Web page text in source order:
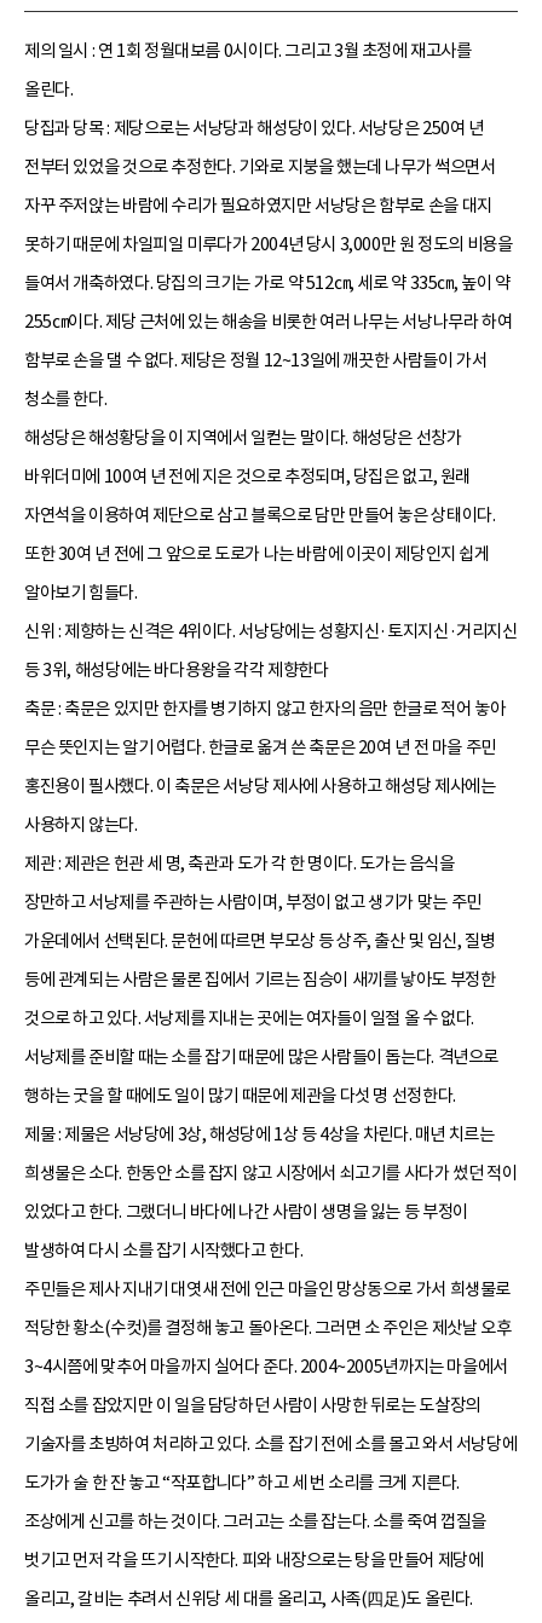
제의 일시 : 연 1회 정월대보름0시이다. 그리고 3월 초정에 재고사를
올린다.
당집과 당목 : 제당으로는 서낭당과 해성당이 있다. 서낭당은 250여 년
전부터 있었을 것으로 추정한다. 기와로 지붕을 했는데 나무가 썩으면서
자꾸 주저앉는 바람에 수리가 필요하였지만 서낭당은 함부로 손을 대지
못하기 때문에 차일피일 미루다가 2004년 당시 3,000만 원 정도의 비용을
들여서 개축하였다. 당집의 크기는 가로 약 512㎝, 세로 약 335㎝, 높이 약
255㎝이다. 제당 근처에 있는 해송을 비롯한 여러 나무는 서낭나무라 하여
함부로 손을 댈 수 없다. 제당은 정월 12~13일에 깨끗한 사람들이 가서
청소를 한다.
해성당은 해성황당을 이 지역에서 일컫는 말이다. 해성당은 선창가
바위더미에 100여 년 전에 지은 것으로 추정되며, 당집은 없고, 원래
자연석을 이용하여 제단으로 삼고 블록으로 담만 만들어 놓은 상태이다.
또한 30여 년 전에 그 앞으로 도로가 나는 바람에 이곳이 제당인지 쉽게
알아보기 힘들다.
신위 : 제향하는 신격은 4위이다. 서낭당에는 성황지신·토지지신·거리지신
등 3위, 해성당에는 바다용왕을 각각 제향한다
축문 : 축문은 있지만 한자를 병기하지 않고 한자의 음만 한글로 적어 놓아
무슨 뜻인지는 알기 어렵다. 한글로 옮겨 쓴 축문은 20여 년 전 마을 주민
홍진용이 필사했다. 이 축문은 서낭당 제사에 사용하고 해성당 제사에는
사용하지 않는다.
제관 : 제관은 헌관 세 명, 축관과 도가 각 한 명이다. 도가는 음식을
장만하고 서낭제를 주관하는 사람이며, 부정이 없고 생기가 맞는 주민
가운데에서 선택된다. 문헌에 따르면 부모상 등 상주, 출산 및 임신, 질병
등에 관계되는 사람은 물론 집에서 기르는 짐승이 새끼를 낳아도 부정한
것으로 하고 있다. 서낭제를 지내는 곳에는 여자들이 일절 올 수 없다.
서낭제를 준비할 때는 소를 잡기 때문에 많은 사람들이 돕는다. 격년으로
행하는 굿을 할 때에도 일이 많기 때문에 제관을 다섯 명 선정한다.
제물 : 제물은 서낭당에 3상, 해성당에 1상 등 4상을 차린다. 매년 치르는
희생물은 소다. 한동안 소를 잡지 않고 시장에서 쇠고기를 사다가 썼던 적이
있었다고 한다. 그랬더니 바다에 나간 사람이 생명을 잃는 등 부정이
발생하여 다시 소를 잡기 시작했다고 한다.
주민들은 제사 지내기 대엿새 전에 인근 마을인 망상동으로 가서 희생물로
적당한 황소(수컷)를 결정해 놓고 돌아온다. 그러면 소 주인은 제삿날 오후
3~4시쯤에 맞추어 마을까지 실어다 준다. 2004~2005년까지는 마을에서
직접 소를 잡았지만 이 일을 담당하던 사람이 사망한 뒤로는 도살장의
기술자를 초빙하여 처리하고 있다. 소를 잡기 전에 소를 몰고 와서 서낭당에
도가가 술 한 잔 놓고 “작포합니다” 하고 세 번 소리를 크게 지른다.
조상에게 신고를 하는 것이다. 그러고는 소를 잡는다. 소를 죽여 껍질을
벗기고 먼저 각을 뜨기 시작한다. 피와 내장으로는 탕을 만들어 제당에
올리고, 갈비는 추려서 신위당 세 대를 올리고, 사족(四足)도 올린다.